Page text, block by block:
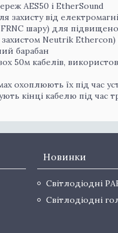
AES50 і EtherSound
захисту від
шару) для
захистом Neutrik
барабан
50м кабелів,
охоплюють їх під час
кінці кабелю під час
Новинки
Світлодіодні
Світлодіодні